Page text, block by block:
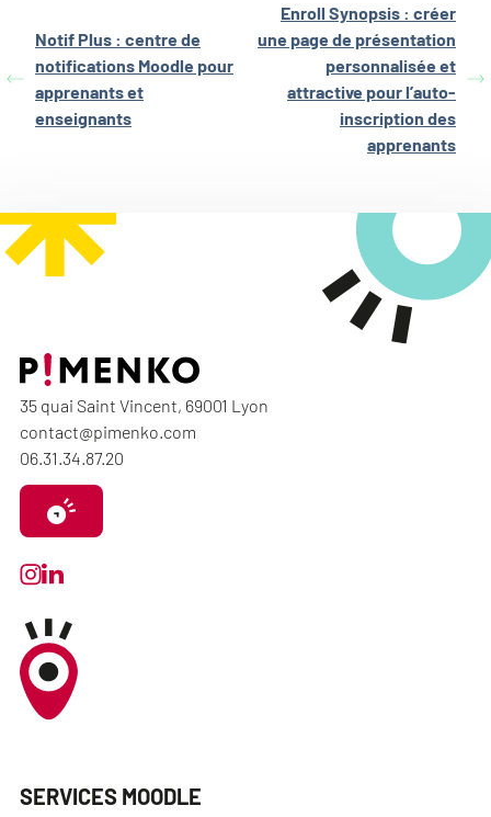
Notif Plus : centre de
notifications Moodle pour
apprenants et
enseignants
Enroll Synopsis : créer
une page de présentation
personnalisée et
attractive pour l’auto-
inscription des
apprenants
35 quai Saint Vincent, 69001 Lyon
contact@pimenko.com
06.31.34.87.20
SERVICES MOODLE